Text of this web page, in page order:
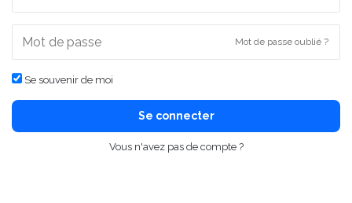
Mot de passe oublié ?
Se souvenir de moi
Se connecter
Vous n'avez pas de compte ?